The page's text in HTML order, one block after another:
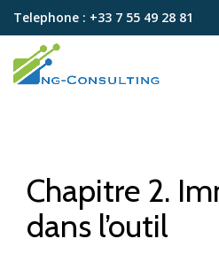
contenu
Telephone : +33 7 55 49 28 81
Chapitre 2.
dans l’outil